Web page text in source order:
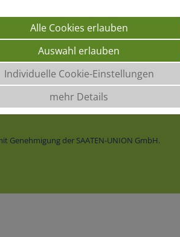
Alle Cookies erlauben
Auswahl erlauben
Individuelle Cookie-Einstellungen
mehr Details
Poland
Lithuania
Genehmigung der SAATEN-UNION GmbH.